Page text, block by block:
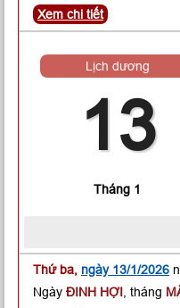
Xem chi tiết
Lịch dương
13
Tháng 1
Thứ ba, ngày 13/1/2026
Ngày ĐINH HỢI , tháng